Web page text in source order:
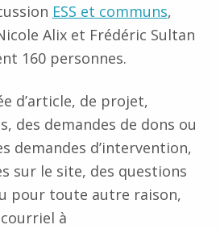
ESS et communs,
Alix et Frédéric Sultan
160 personnes.
d’article, de projet,
des demandes de dons ou
demandes d’intervention,
sur le site, des questions
pour toute autre raison,
à